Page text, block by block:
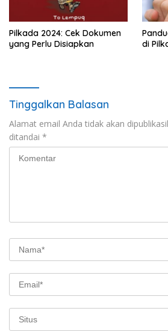
Pilkada 2024: Cek Dokumen
yang Perlu Disiapkan
di
Tinggalkan Balasan
Alamat email Anda tidak akan
ditandai *